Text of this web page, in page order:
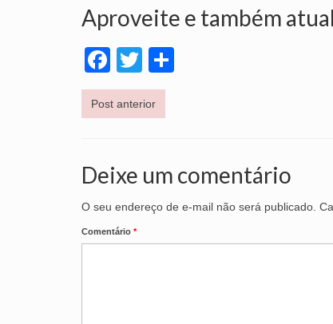
Aproveite e também
Facebook
Twitter
Post anterior
Deixe um comentário
O seu endereço de e-mail não será publicado.
Comentário *